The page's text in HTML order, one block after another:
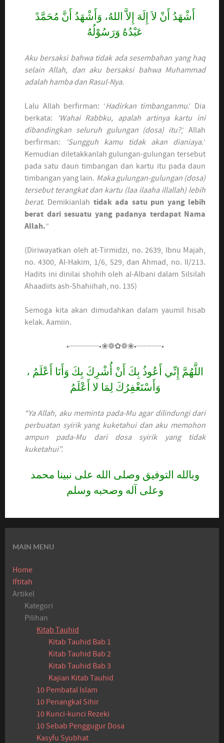
أَشْهَدُ أَنْ لاَ إِلَهَ إِلاَّ اللهُ، وَأَشْهَدُ أَنَّ مُحَمَّدً
عَبْدُهُ وَرَسُوْلُهُ
Aku bersaksi bahwa tidak ada sesembahan yang haq
selain Allah, dan aku bersaksi bahwa Muhammad
adalah hamba dan Rasul-Nya.
Lalu Allah berfirman: ‘Hadirkan timbanganmu.’ Dia
berkata:
‘Wahai Rabbku, apalah artinya kartu ini
dibandingkan seluruh gulungan (dosa) itu?,’ Allah
berfirman:
‘Sungguh kamu tidak akan dianiaya.’
Kemudian diletakkanlah gulungan-gulungan tersebut
pada satu daun timbangan dan kartu itu pada daun
timbangan yang lain. Maka gulungan-gulungan (dosa)
tersebut terangkat dan kartu (laa ilaaha illallah) lebih
berat. Demikianlah tidak ada satu pun yang lebih
berat dari sesuatu yang padanya terdapat Nama
Allah.”
(Diriwayatkan oleh at-Tirmidzi, no. 2639, Ibnu Majah,
no. 4300, Al-Hakim, 1/6, 529, dan Ahmad, no. II/213.
Hadits ini dinilai shohih oleh al-Albani dalam Silsilah
Ahaadiits ash-Shahiihah, no. 135)
Semoga kita akan dimudahkan dalam yaumil hisab
kelak. Aamiin.
•┈┈┈┈┈┈•❀❁✿❁❀•┈┈┈┈┈•
اللَّهُمَّ إِنِّي أَعُوذُ بِكَ أَنْ أُشْرِكَ بِكَ وَأَنَا أَعْلَمُ ،
وَأَسْتَغْفِرُكَ لِمَا لا أَعْلَمُ
“Ya Allah, aku meminta pada-Mu agar dilindungi dari
perbuatan syirik yang kuketahui dan aku memohon
ampun pada-Mu dari dosa syirik yang tidak
kuketahui”.
وبالله التوفيق وصلى الله على نبينا محمد
وعلى آله وصحبه وسلم
MAIN MENU
Home
Iftitah
Artikel
Kategori
Pilihan
Kitab Tauhid
Kitab Tauhid Bab 1
Kitab Tauhid Bab 2
Kitab Tauhid Bab 3
Kajian Kitab Tauhid
10 Pembatal Islam
10 Penangkal Sihir
10 Kunci-kunci Rezeki
10 Sebab Penggugur Dosa
Kasyfu Syubhat